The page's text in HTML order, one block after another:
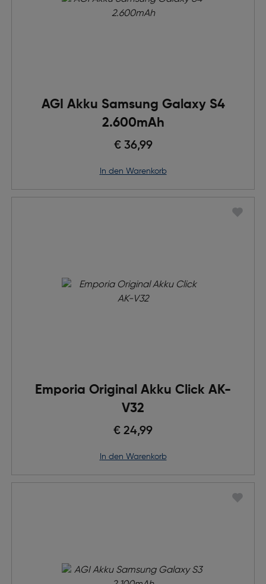
AGI Akku Samsung Galaxy S4
2.600mAh
€ 36,99
in den Warenkorb
Emporia Original Akku Click AK-
V32
€ 24,99
in den Warenkorb